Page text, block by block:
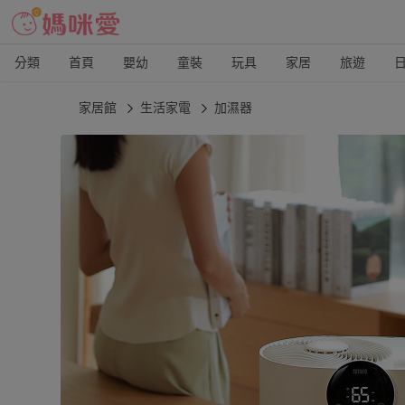
分類 首頁 嬰幼 童裝 玩具 家居 旅遊
家居館 生活家電 加濕器